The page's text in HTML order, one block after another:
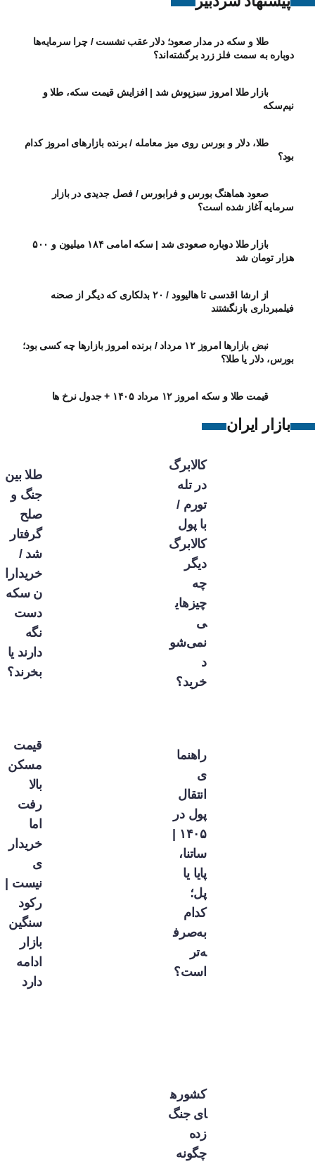
طلا و سکه در مدار صعود؛ دلار عقب نشست / چرا سرمایه‌ها
دوباره به سمت فلز زرد برگشته‌اند؟
بازار طلا امروز سبزپوش شد | افزایش قیمت سکه، طلا و
نیم‌سکه
طلا، دلار و بورس روی میز معامله / برنده بازارهای امروز کدام
بود؟
صعود هماهنگ بورس و فرابورس / فصل جدیدی در بازار
سرمایه آغاز شده است؟
بازار طلا دوباره صعودی شد | سکه امامی ۱۸۴ میلیون و ۵۰۰
هزار تومان شد
از ارشا اقدسی تا هالیوود / ۲۰ بدلکاری که دیگر از صحنه
فیلمبرداری بازنگشتند
نبض بازارها امروز ۱۲ مرداد / برنده امروز بازارها چه کسی بود؛
بورس، دلار یا طلا؟
قیمت طلا و سکه امروز ۱۲ مرداد ۱۴۰۵ + جدول نرخ ها
بازار ایران
کالابرگ
در تله
تورم /
با پول
کالابرگ
دیگر
چه
چیزهای
ی
نمی‌شو
د
خرید؟
طلا بین
جنگ و
صلح
گرفتار
شد /
خریدارا
ن سکه
دست
نگه
دارند یا
بخرند؟
راهنما
ی
انتقال
پول در
ساتنا،
پایا یا
پل؛
کدام
به‌صرف
ه‌تر
است؟
قیمت
مسکن
بالا
رفت
اما
خریدار
ی
نیست |
رکود
سنگین
بازار
ادامه
دارد
کشوره
ای جنگ
زده
چگونه